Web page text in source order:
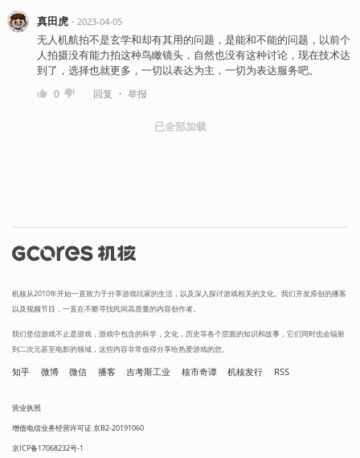
真田虎・ 2023-04-05
无人机航拍不是玄学和却有其用的问题，是能和不能的问题，以前个
人拍摄没有能力拍这种鸟瞰镜头，自然也没有这种讨论，现在技术达
到了，选择也就更多，一切以表达为主，一切为表达服务吧。
0 回复 ・ 举报
已全部加载
机核从2010年开始一直致力于分享游戏玩家的生活，以及深入探讨游戏相关的文化。我们开发原创的播客
以及视频节目，一直在不断寻找民间高质量的内容创作者。
我们坚信游戏不止是游戏，游戏中包含的科学，文化，历史等各个层面的知识和故事，它们同时也会辐射
到二次元甚至电影的领域，这些内容非常值得分享给热爱游戏的您。
知乎 微博 微信 播客 吉考斯工业 核市奇谭 机核发行 RSS
营业执照
增值电信业务经营许可证 京B2-20191060
京ICP备17068232号-1